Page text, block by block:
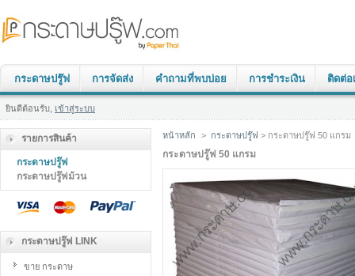
กระดาษปรู๊ฟ การจัดส่ง คำถามที่พบบ่อย การชำระเงิน ติดต่อ
ยินดีต้อนรับ, เข้าสู่ระบบ
รายการสินค้า
กระดาษปรู๊ฟ
กระดาษปรู๊ฟม้วน
กระดาษปรู๊ฟ LINK
ขาย กระดาษ
หน้าหลัก > กระดาษปรู๊ฟ > กระดาษปรู๊ฟ 50 แกรม
กระดาษปรู๊ฟ 50 แกรม